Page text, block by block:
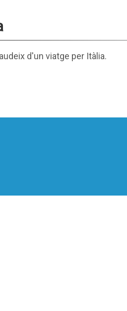
d'un viatge per Itàlia.